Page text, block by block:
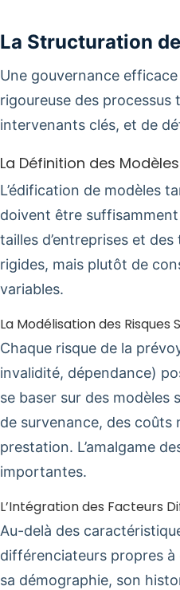
La Structuration
Une gouvernance
rigoureuse des processus
intervenants clés, et de
La Définition des
L’édification de modèles
doivent être
tailles d’entreprises et
rigides, mais plutôt de
variables.
La Modélisation des Risques
Chaque risque de la
invalidité, dépendance)
se baser sur des
de survenance, des coûts
prestation. L’amalgame
importantes.
L’Intégration des Facteurs
Au-delà des
différenciateurs propres à
sa démographie, son